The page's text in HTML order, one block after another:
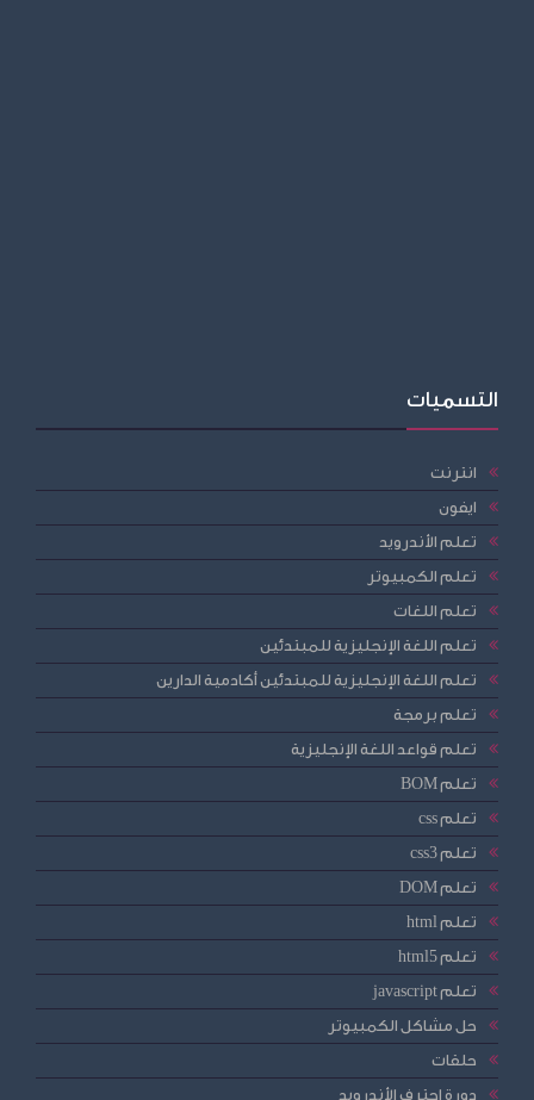
التسميات
انترنت
ايفون
تعلم الأندرويد
تعلم الكمبيوتر
تعلم اللغات
تعلم اللغة الإنجليزية للمبتدئين
تعلم اللغة الإنجليزية للمبتدئين أكادمية الدارين
تعلم برمجة
تعلم قواعد اللغة الإنجليزية
تعلم BOM
تعلم css
تعلم css3
تعلم DOM
تعلم html
تعلم html5
تعلم javascript
حل مشاكل الكمبيوتر
حلقات
دورة احترف الأندرويد